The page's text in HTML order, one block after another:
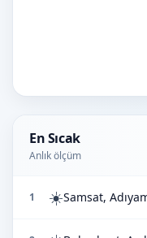
En Sıcak
Anlık ölçüm
1 ☀️Samsat,